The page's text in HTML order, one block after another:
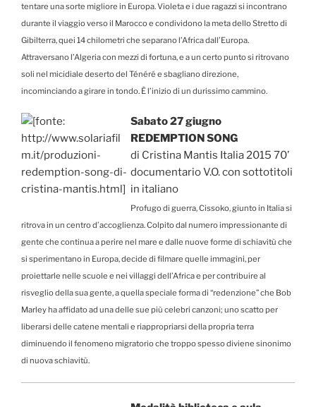
tentare una sorte migliore in Europa. Violeta e i due ragazzi si incontrano
durante il viaggio verso il Marocco e condividono la meta dello Stretto di
Gibilterra, quei 14 chilometri che separano l’Africa dall’Europa.
Attraversano l’Algeria con mezzi di fortuna, e a un certo punto si ritrovano
soli nel micidiale deserto del Ténéré e sbagliano direzione,
incominciando a girare in tondo. È l’inizio di un durissimo cammino.
Sabato 27 giugno
REDEMPTION SONG
di Cristina Mantis Italia 2015 70’
documentario V.O. con sottotitoli
in italiano
Profugo di guerra, Cissoko, giunto in Italia si
ritrova in un centro d’accoglienza. Colpito dal numero impressionante di
gente che continua a perire nel mare e dalle nuove forme di schiavitù che
si sperimentano in Europa, decide di filmare quelle immagini, per
proiettarle nelle scuole e nei villaggi dell’Africa e per contribuire al
risveglio della sua gente, a quella speciale forma di “redenzione” che Bob
Marley ha affidato ad una delle sue più celebri canzoni; uno scatto per
liberarsi delle catene mentali e riappropriarsi della propria terra
diminuendo il fenomeno migratorio che troppo spesso diviene sinonimo
di nuova schiavitù.